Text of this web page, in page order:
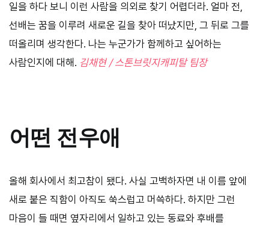
일을 하다 보니 이런 사람을 의외로 찾기 어렵더라. 얼마 전,
선배는 꿈을 이루려 새로운 길을 찾아 떠났지만, 그 뒤로 그를
떠올리며 생각한다. 나는 누군가가 함께하고 싶어하는
사람인지에 대해. 김채현 / 스톤브릿지캐피탈 팀장
어떤 전우애
올해 회사에서 최고참이 됐다. 사실 고백하자면 내 이름 앞에
새로 붙은 직함이 아직도 쑥스럽고 머쓱하다. 하지만 그런
마음이 들 때면 옆자리에서 일하고 있는 동료와 후배를